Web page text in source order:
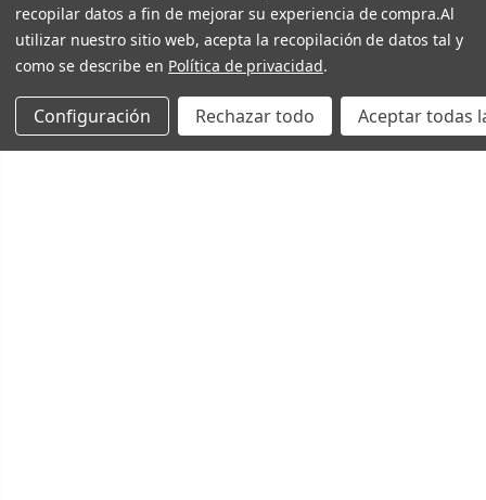
recopilar datos a fin de mejorar su experiencia de compra.Al
utilizar nuestro sitio web, acepta la recopilación de datos tal y
como se describe en Política de privacidad.
Configuración Rechazar todo Aceptar todas